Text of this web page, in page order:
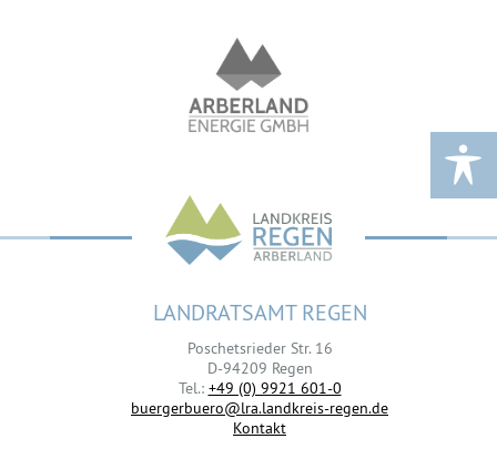
LANDRATSAMT REGEN
Poschetsrieder Str. 16
D-94209 Regen
Tel.: +49 (0) 9921 601-0
buergerbuero@lra.landkreis-regen.de
Kontakt